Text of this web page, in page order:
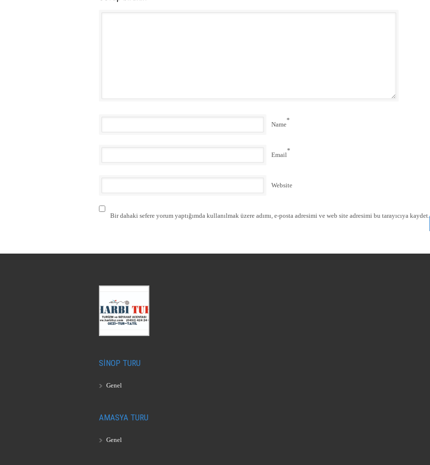
Name
*
Email
*
Website
Bir dahaki sefere yorum yaptığımda kullanılmak üzere adımı, e-posta adresimi ve web site adresimi bu tarayıcıya kaydet.
SİNOP TURU
Genel
AMASYA TURU
Genel